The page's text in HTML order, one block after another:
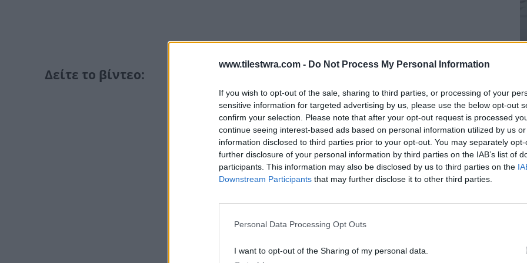
www.tilestwra.com - Do Not Process My Personal Information
If you wish to opt-out of the sale, sharing to third parties, or processing of your
sensitive information for targeted advertising by us, please use the below opt-out
confirm your selection. Please note that after your opt-out request is processed
continue seeing interest-based ads based on personal information utilized by us
information disclosed to third parties prior to your opt-out. You may separately
further disclosure of your personal information by third parties on the IAB’s list of
participants. This information may also be disclosed by us to third parties on the
Downstream Participants that may further disclose it to other third parties.
Personal Data Processing Opt Outs
I want to opt-out of the Sharing of my personal data.
Δείτε το βίντεο: